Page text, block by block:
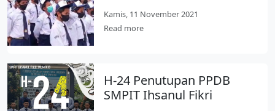
Kamis, 11 November 2021
Read more
H-24 Penutupan PPDB
SMPIT Ihsanul Fikri